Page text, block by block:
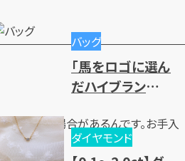
良くない場合があるんです。お手入
廃盤モデル～レ
ディース・メンズ
まで一挙紹介
バッグ
「馬をロゴに選ん
だハイブランド」
ダイヤモンド